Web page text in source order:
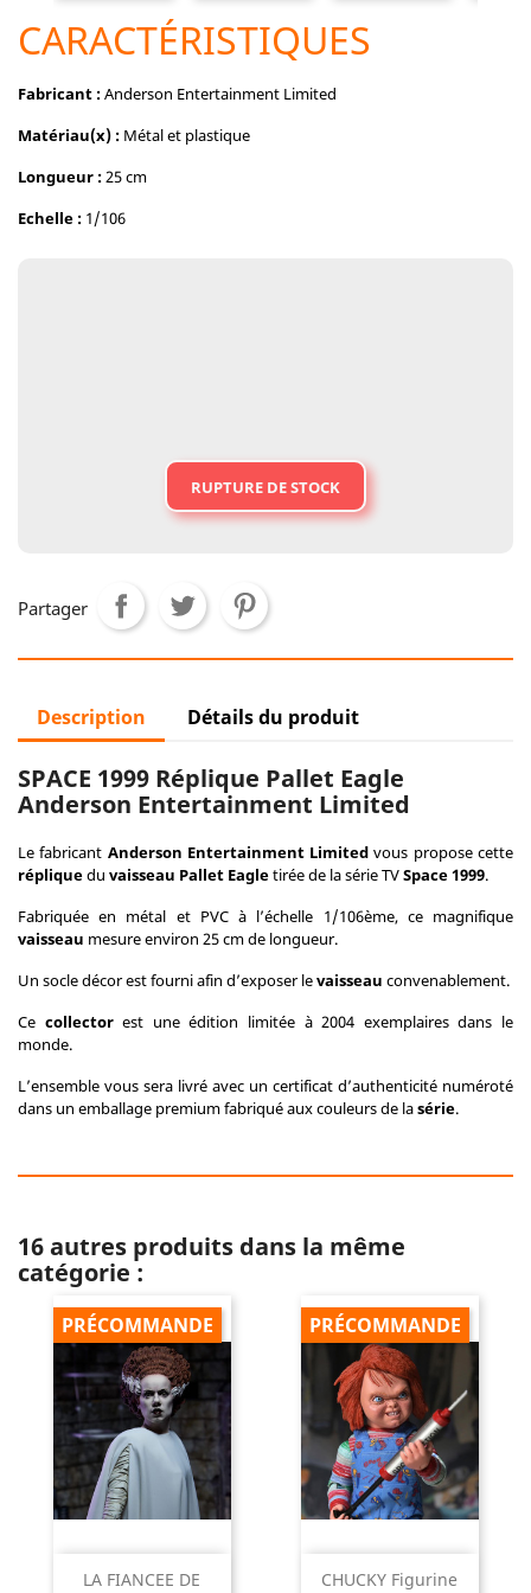
CARACTÉRISTIQUES
Fabricant :Anderson Entertainment Limited
Matériau(x) : Métal et plastique
Longueur :25 cm
Echelle : 1/106
RUPTURE DE STOCK
Partager
Description Détails du produit
SPACE 1999 Réplique Pallet Eagle
Anderson Entertainment Limited
Le fabricant Anderson Entertainment Limited vous propose cette
répliquedu vaisseau Pallet Eagletirée de la série TVSpace 1999.
Fabriquée en métal et PVC à l’échelle 1/106ème, ce magnifique
vaisseau mesure environ 25 cm de longueur.
Un socle décor est fourni afin d’exposer levaisseau convenablement.
Ce collectorest une édition limitée à 2004 exemplaires dans le
monde.
L’ensemble vous sera livré avec un certificat d’authenticité numéroté
dans un emballage premium fabriqué aux couleurs de lasérie.
16 autres produits dans la même
catégorie :
LA FIANCEE DE
PRÉCOMMANDE
CHUCKY Figurine
PRÉCOMMANDE